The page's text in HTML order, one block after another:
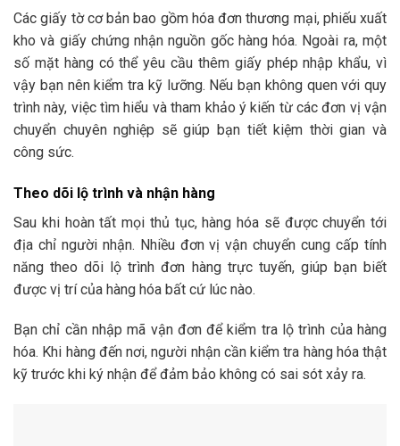
Các giấy tờ cơ bản bao gồm hóa đơn thương mại, phiếu xuất
kho và giấy chứng nhận nguồn gốc hàng hóa. Ngoài ra, một
số mặt hàng có thể yêu cầu thêm giấy phép nhập khẩu, vì
vậy bạn nên kiểm tra kỹ lưỡng. Nếu bạn không quen với quy
trình này, việc tìm hiểu và tham khảo ý kiến từ các đơn vị vận
chuyển chuyên nghiệp sẽ giúp bạn tiết kiệm thời gian và
công sức.
Theo dõi lộ trình và nhận hàng
Sau khi hoàn tất mọi thủ tục, hàng hóa sẽ được chuyển tới
địa chỉ người nhận. Nhiều đơn vị vận chuyển cung cấp tính
năng theo dõi lộ trình đơn hàng trực tuyến, giúp bạn biết
được vị trí của hàng hóa bất cứ lúc nào.
Bạn chỉ cần nhập mã vận đơn để kiểm tra lộ trình của hàng
hóa. Khi hàng đến nơi, người nhận cần kiểm tra hàng hóa thật
kỹ trước khi ký nhận để đảm bảo không có sai sót xảy ra.